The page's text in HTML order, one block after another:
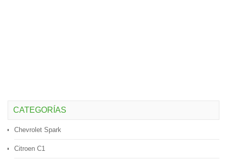
CATEGORÍAS
Chevrolet Spark
Citroen C1